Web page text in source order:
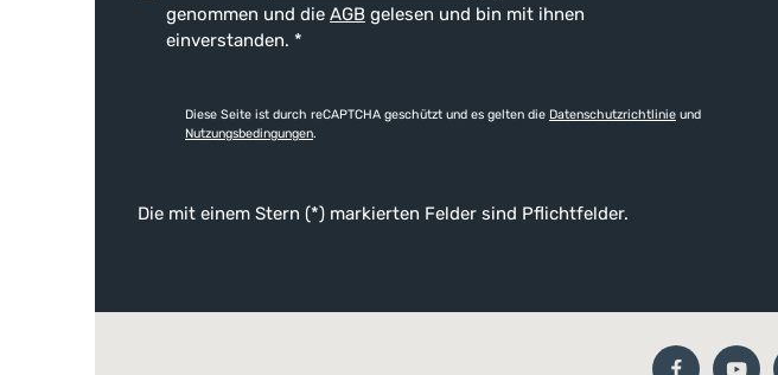
genommen und die AGB gelesen und bin mit ihnen
einverstanden. *
Diese Seite ist durch reCAPTCHA geschützt und es gelten die Datenschutzrichtlinie und
Nutzungsbedingungen.
Die mit einem Stern (*) markierten Felder sind Pflichtfelder.